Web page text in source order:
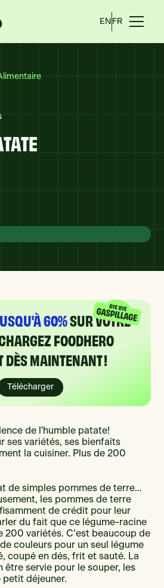
EN FR
60%SUR VOTRE
FOODHERO
DÈS MAINTENANT !
Télécharger
de l'humble patate!
ses variétés, ses bienfaits
la cuisiner. Plus de 200
de simples pommes de terre...
les pommes de terre
de crédit pour leur
du fait que ce légume-racine
200 variétés. C’est beaucoup de
couleurs pour un seul légume
coupé en dés, frit et sauté. La
être servie pour le souper, les
déjeuner.